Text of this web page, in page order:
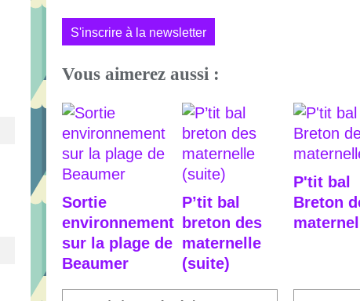
S'inscrire à la newsletter
Vous aimerez aussi :
Sortie
environnement
sur la plage de
Beaumer
P’tit bal
breton des
maternelle
(suite)
P'tit bal
Breton